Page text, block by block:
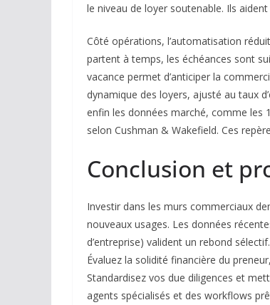
le niveau de loyer soutenable. Ils
Côté opérations, l’automatisation
partent à temps, les échéances sont
vacance permet d’anticiper la
dynamique des loyers, ajusté au taux
enfin les données marché, comme les
selon Cushman & Wakefield. Ces
Conclusion et
Investir dans les murs commerciaux
nouveaux usages. Les données
d’entreprise) valident un rebond
Évaluez la solidité financière du
Standardisez vos due diligences et
agents spécialisés et des workflows